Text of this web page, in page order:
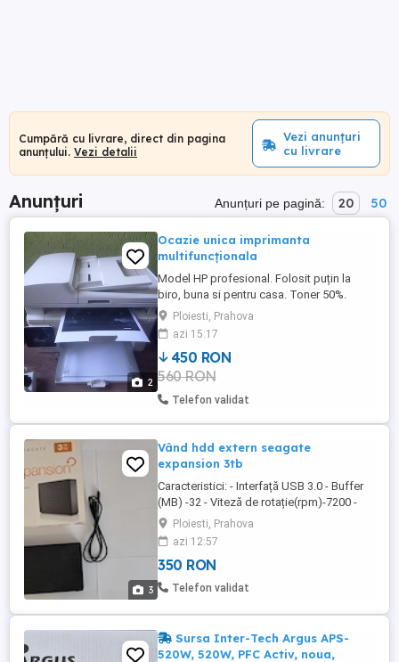
Cumpără cu livrare, direct din pagina
anunțului. Vezi detalii
Vezi anunțuri
cu livrare
Anunțuri Anunțuri pe pagină: 20 50
2
Ocazie unica imprimanta
multifuncționala
Model HP profesional. Folosit puțin la
biro, buna si pentru casa. Toner 50%.
Consum mic și toner ieftin. Wifi. preț fix.
Ploiesti, Prahova
azi 15:17
450 RON
560 RON
Telefon validat
3
Vând hdd extern seagate
expansion 3tb
Caracteristici: - Interfață USB 3.0 - Buffer
(MB) -32 - Viteză de rotație(rpm)-7200 -
Altele-Negru - Dimensiuni: 207,5 x 126 x
39,1 - Greutate (g.)-1510 - Format -3,5 inch.
- Alimentare: Dcin - Sistem de operare:
Windows 7, Windows 10, Windows 11.
Hard verificat cu Hard Disk Sentinel:
Ploiesti, Prahova
azi 12:57
350 RON
Telefon validat
Sursa Inter-Tech Argus APS-
520W, 520W, PFC Activ, noua,